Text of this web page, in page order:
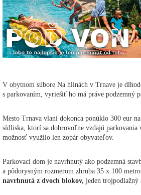
V obytnom súbore Na hlinách v Trnave je
s parkovaním, vyriešiť ho má práve podzemný
Mesto Trnava vlani dokonca ponúklo 300 eur
sídliska, ktorí sa dobrovoľne vzdajú
možnosť využilo len zopár obyvateľov.
Parkovací dom je navrhnutý ako podzemná
a pôdorysným rozmerom zhruba 35 x 100
navrhnutá z dvoch blokov, jeden trojpodlažný